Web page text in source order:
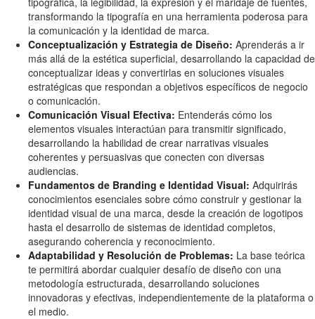
transformando la tipografía en una herramienta poderosa para
la comunicación y la identidad de marca.
Conceptualización y Estrategia de Diseño: Aprenderás a ir
más allá de la estética superficial, desarrollando la capacidad de
conceptualizar ideas y convertirlas en soluciones visuales
estratégicas que respondan a objetivos específicos de negocio
o comunicación.
Comunicación Visual Efectiva: Entenderás cómo los
elementos visuales interactúan para transmitir significado,
desarrollando la habilidad de crear narrativas visuales
coherentes y persuasivas que conecten con diversas
audiencias.
Fundamentos de Branding e Identidad Visual: Adquirirás
conocimientos esenciales sobre cómo construir y gestionar la
identidad visual de una marca, desde la creación de logotipos
hasta el desarrollo de sistemas de identidad completos,
asegurando coherencia y reconocimiento.
Adaptabilidad y Resolución de Problemas: La base teórica
te permitirá abordar cualquier desafío de diseño con una
metodología estructurada, desarrollando soluciones
innovadoras y efectivas, independientemente de la plataforma o
el medio.